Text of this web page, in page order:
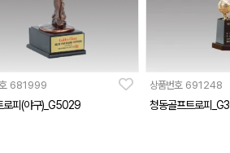
681999
로피(야구)_G5029
상품번호 691248
청동골프트로피